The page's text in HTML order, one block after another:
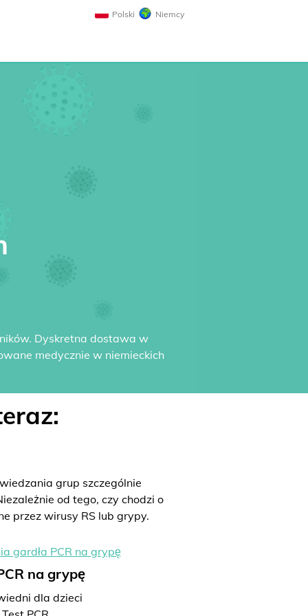
Polski Niemcy
Dyskretna dostawa w
medycznie w niemieckich
grup szczególnie
od tego, czy chodzi o
przez wirusy RS lub grypy.
na grypę
dla dzieci